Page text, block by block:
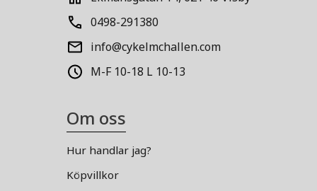
0498-291380
info@cykelmchallen.com
M-F 10-18 L 10-13
Om oss
Hur handlar jag?
Köpvillkor